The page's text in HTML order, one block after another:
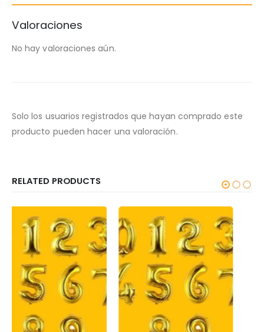
Valoraciones
No hay valoraciones aún.
Solo los usuarios registrados que hayan comprado este
producto pueden hacer una valoración.
RELATED PRODUCTS